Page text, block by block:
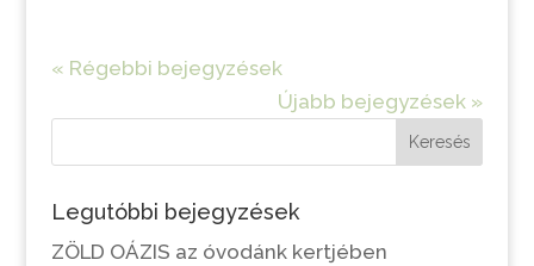
« Régebbi bejegyzések
Újabb bejegyzések »
Keresés
Legutóbbi bejegyzések
ZÖLD OÁZIS az óvodánk kertjében